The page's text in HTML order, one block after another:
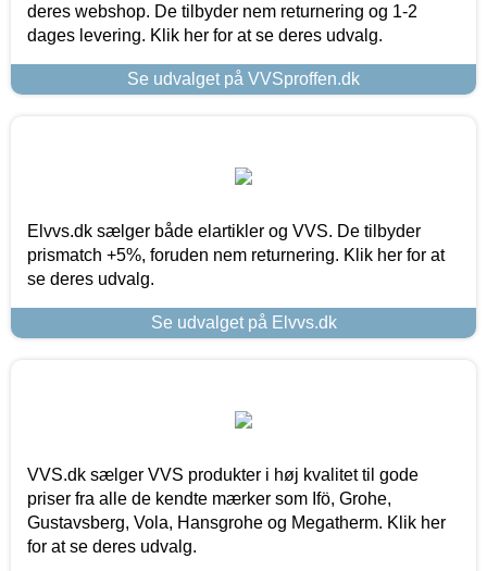
deres webshop. De tilbyder nem returnering og 1-2
dages levering. Klik her for at se deres udvalg.
Se udvalget på VVSproffen.dk
Elvvs.dk sælger både elartikler og VVS. De tilbyder
prismatch +5%, foruden nem returnering. Klik her for at
se deres udvalg.
Se udvalget på Elvvs.dk
VVS.dk sælger VVS produkter i høj kvalitet til gode
priser fra alle de kendte mærker som Ifö, Grohe,
Gustavsberg, Vola, Hansgrohe og Megatherm. Klik her
for at se deres udvalg.